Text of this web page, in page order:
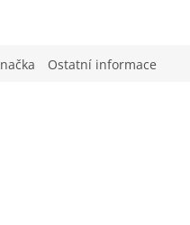
Ostatní informace